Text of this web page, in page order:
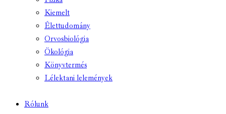
Kiemelt
Élettudomány
Orvosbiológia
Ökológia
Könyvtermés
Lélektani lelemények
Rólunk